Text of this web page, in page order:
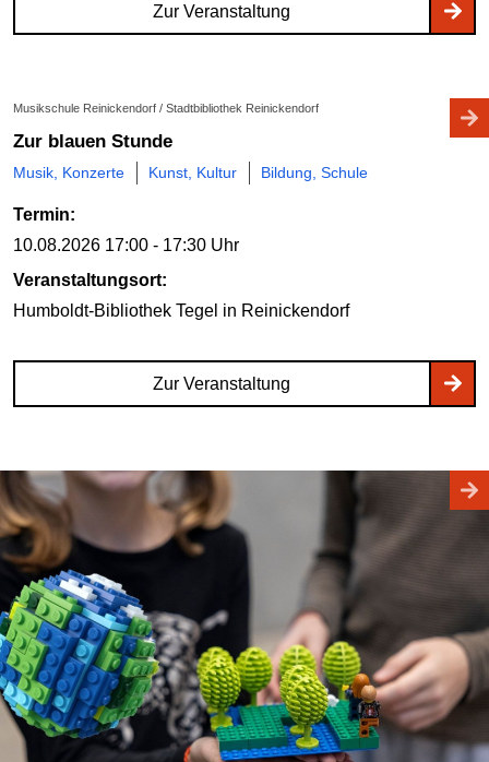
Zur Veranstaltung
Musikschule Reinickendorf / Stadtbibliothek Reinickendorf
Zur blauen Stunde
Musik, Konzerte Kunst, Kultur Bildung, Schule
Termin:
10.08.2026 17:00 - 17:30 Uhr
Veranstaltungsort:
Humboldt-Bibliothek Tegel in Reinickendorf
Zur Veranstaltung